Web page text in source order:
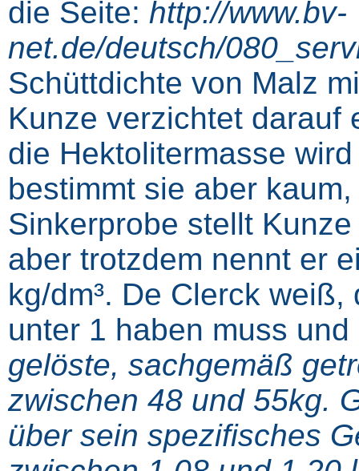
die Seite: http://www.bv-
net.de/deutsch/
Schüttdichte von Malz
Kunze verzichtet darauf
die Hektolitermasse
bestimmt sie aber
Sinkerprobe stellt
aber trotzdem nennt er
kg/dm³. De Clerck
unter 1 haben muss
gelöste, sachgemäß
zwischen 48 und 55kg.
über sein spezifisches